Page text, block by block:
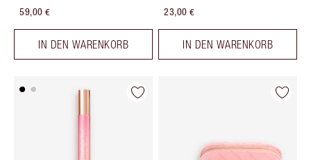
59,00 €
IN DEN WARENKORB
23,00 €
IN DEN WARENKORB